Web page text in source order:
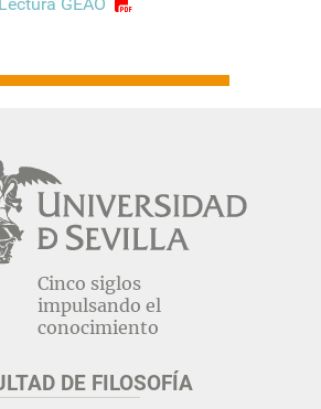
Cinco siglos
impulsando el
conocimiento
DE FILOSOFÍA